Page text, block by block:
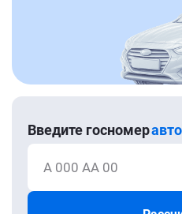
Введите госномер
А 000 АА 00